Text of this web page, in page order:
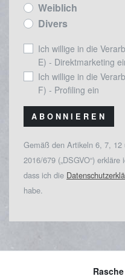
Weiblich
Divers
Ich willige in die
E) - Direktmarketing
Ich willige in die
F) - Profiling ein
ABONNIEREN
Gemäß den Artikeln 6, 7, 12
2016/679 („DSGVO“)
dass ich die
habe.